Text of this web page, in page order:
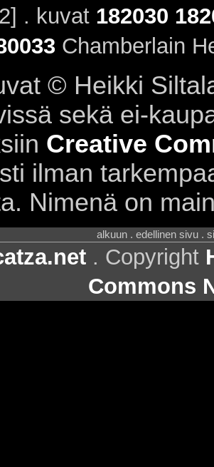
. kuvat 182030
Chamberlain
© Heikki
sekä ei-
Creative
ilman
Nimenä on
alkuun . edellinen sivu .
. Copyright
Commons